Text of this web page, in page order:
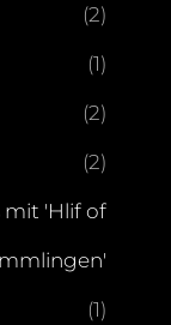
(2)
(1)
(2)
(2)
mit 'Hlif of
(1)